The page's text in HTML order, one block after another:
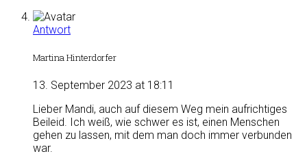
Antwort
Martina Hinterdorfer
13. September 2023 at 18:11
Lieber Mandi, auch auf diesem Weg mein aufrichtiges
Beileid. Ich weiß, wie schwer es ist, einen Menschen
gehen zu lassen, mit dem man doch immer verbunden
war.